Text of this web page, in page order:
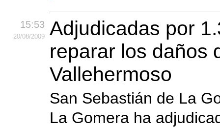
15:53
20/08/2009
Adjudicadas por
reparar los daños
Vallehermoso
San Sebastián de La
La Gomera ha